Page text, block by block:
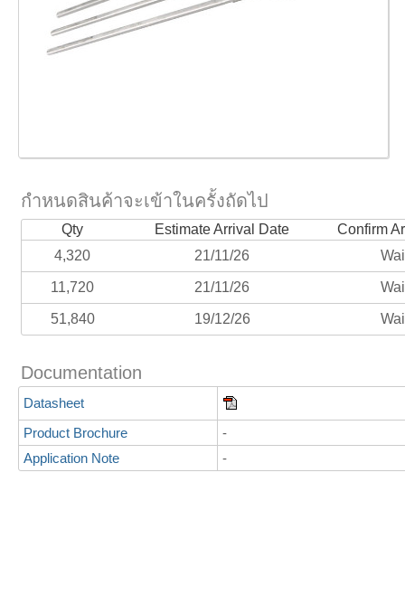
กำหนดสินค้าจะเข้าในครั้งถัดไป
Qty Estimate Arrival Date
Confirm
4,320
21/11/26
11,720 21/11/26
51,840 19/12/26
Documentation
Datasheet
Product Brochure
-
Application Note
-